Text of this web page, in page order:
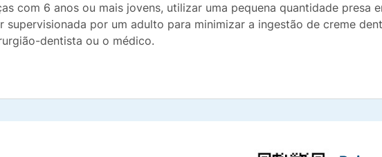
com 6 anos ou mais jovens, utilizar uma pequena quantidade presa
supervisionada por um adulto para minimizar a ingestão de creme
dentista ou o médico.